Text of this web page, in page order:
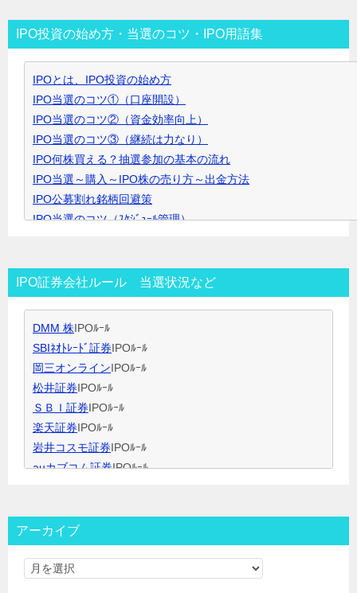
リ
ー
▼
ク
リ
ッ
ク
で
開
き
ま
IPO投資の始め方・当選のコツ・IPO用語集
IPOとは、IPO投資の始め方
IPO当選のコツ①（口座開設）
IPO当選のコツ②（資金効率向上）
IPO当選のコツ③（継続は力なり）
IPO何株買える？抽選参加の基本の流れ
IPO当選～購入～IPO株の売り方～出金方法
IPO公募割れ銘柄回避策
IPO当選のコツ（ｽｹｼﾞｭｰﾙ管理）
IPO当選のコツ（無理なく継続）
IPO閑散期、空白期間の過ごし方
IPO証券会社ルール 当選状況など
DMM 株IPOﾙｰﾙ
SBIﾈｵﾄﾚｰﾄﾞ証券IPOﾙｰﾙ
岡三オンラインIPOﾙｰﾙ
松井証券IPOﾙｰﾙ
ＳＢＩ証券IPOﾙｰﾙ
楽天証券IPOﾙｰﾙ
岩井コスモ証券IPOﾙｰﾙ
auカブコム証券IPOﾙｰﾙ
三菱ＵＦＪ証券
みずほ証券IPOﾙｰﾙ
ＳＭＢＣ日興証券
アーカイブ